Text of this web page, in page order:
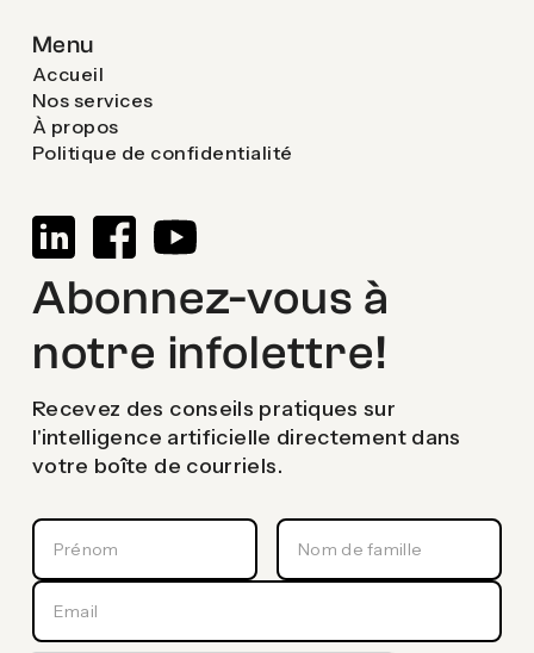
Menu
Accueil
Nos services
À propos
Politique de confidentialité
Abonnez-vous à
notre infolettre!
Recevez des conseils pratiques sur
l'intelligence artificielle directement dans
votre boîte de courriels.